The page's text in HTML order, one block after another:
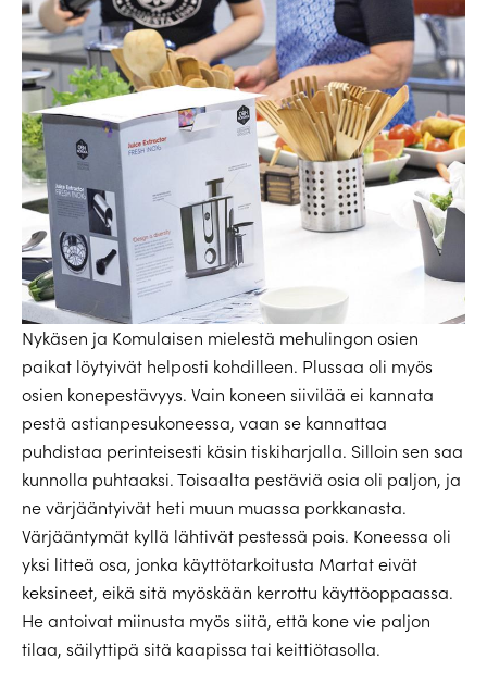
Nykäsen ja Komulaisen mielestä mehulingon osien
paikat löytyivät helposti kohdilleen. Plussaa oli myös
osien konepestävyys. Vain koneen siivilää ei kannata
pestä astianpesukoneessa, vaan se kannattaa
puhdistaa perinteisesti käsin tiskiharjalla. Silloin sen saa
kunnolla puhtaaksi. Toisaalta pestäviä osia oli paljon, ja
ne värjääntyivät heti muun muassa porkkanasta.
Värjääntymät kyllä lähtivät pestessä pois. Koneessa oli
yksi litteä osa, jonka käyttötarkoitusta Martat eivät
keksineet, eikä sitä myöskään kerrottu käyttöoppaassa.
He antoivat miinusta myös siitä, että kone vie paljon
tilaa, säilyttipä sitä kaapissa tai keittiötasolla.